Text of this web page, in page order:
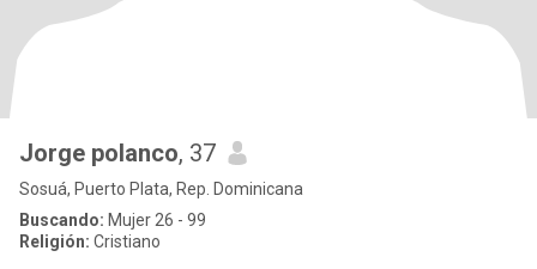
Jorge polanco, 37
Sosuá, Puerto Plata, Rep. Dominicana
Buscando: Mujer 26 - 99
Religión: Cristiano